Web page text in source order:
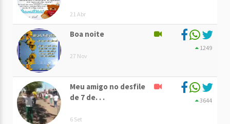
21 Abr
Boa noite
27 Nov
1249
Meu amigo no desfile
de 7 de. . .
6 Set
3644